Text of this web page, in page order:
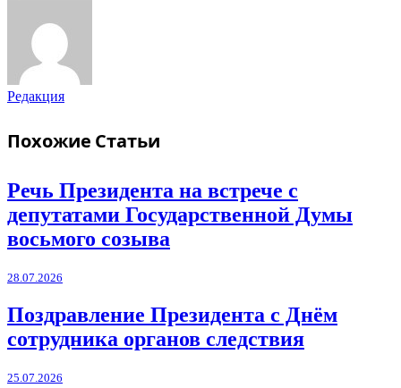
Редакция
Похожие Статьи
Речь Президента на встрече с
депутатами Государственной Думы
восьмого созыва
28.07.2026
Поздравление Президента с Днём
сотрудника органов следствия
25.07.2026